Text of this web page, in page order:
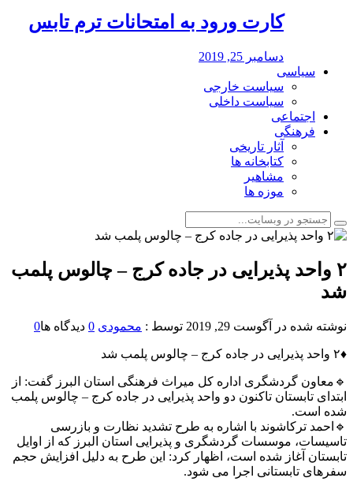
کارت ورود به امتحانات ترم تابس
دسامبر 25, 2019
سیاسی
سیاست خارجی
سیاست داخلی
اجتماعی
فرهنگی
آثار تاریخی
کتابخانه ها
مشاهیر
موزه ها
۲ واحد پذیرایی در جاده کرج – چالوس پلمب
شد
نوشته شده در آگوست 29, 2019 توسط : محمودی 0 دیدگاه ها0
♦️۲ واحد پذیرایی در جاده کرج – چالوس پلمب شد
🔹معاون گردشگری اداره کل میراث فرهنگی استان البرز گفت: از
ابتدای تابستان تاکنون دو واحد پذیرایی در جاده کرج – چالوس پلمب
شده است.
🔹احمد ترکاشوند با اشاره به طرح تشدید نظارت و بازرسی
تاسیسات، موسسات گردشگری و پذیرایی استان البرز که از اوایل
تابستان آغاز شده است، اظهار کرد: این طرح به دلیل افزایش حجم
سفرهای تابستانی اجرا می شود.